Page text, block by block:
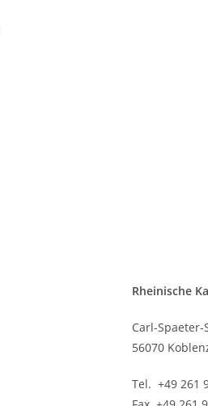
Rheinische
Carl-Spaeter-
56070
Tel. +49 261